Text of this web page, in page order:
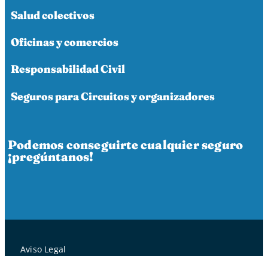
Salud colectivos
Oficinas y comercios
Responsabilidad Civil
Seguros para Circuitos y organizadores
Podemos conseguirte cualquier seguro
¡pregúntanos!
Aviso Legal